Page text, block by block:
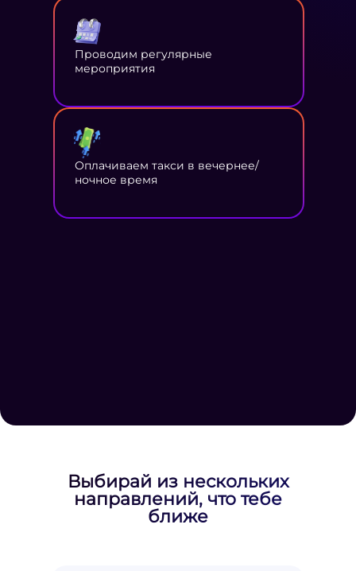
Проводим регулярные
мероприятия
Оплачиваем такси в вечернее/
ночное время
Выбирай из нескольких
направлений, что тебе
ближе